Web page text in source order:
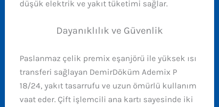
düşük elektrik ve yakıt tüketimi sağlar.
Dayanıklılık ve Güvenlik
Paslanmaz çelik premix eşanjörü ile yüksek ısı
transferi sağlayan DemirDöküm Ademix P
18/24, yakıt tasarrufu ve uzun ömürlü kullanım
vaat eder. Çift işlemcili ana kartı sayesinde iki